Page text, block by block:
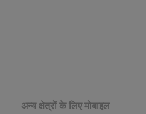
अन्य क्षेत्रों के लिए मोबाइल